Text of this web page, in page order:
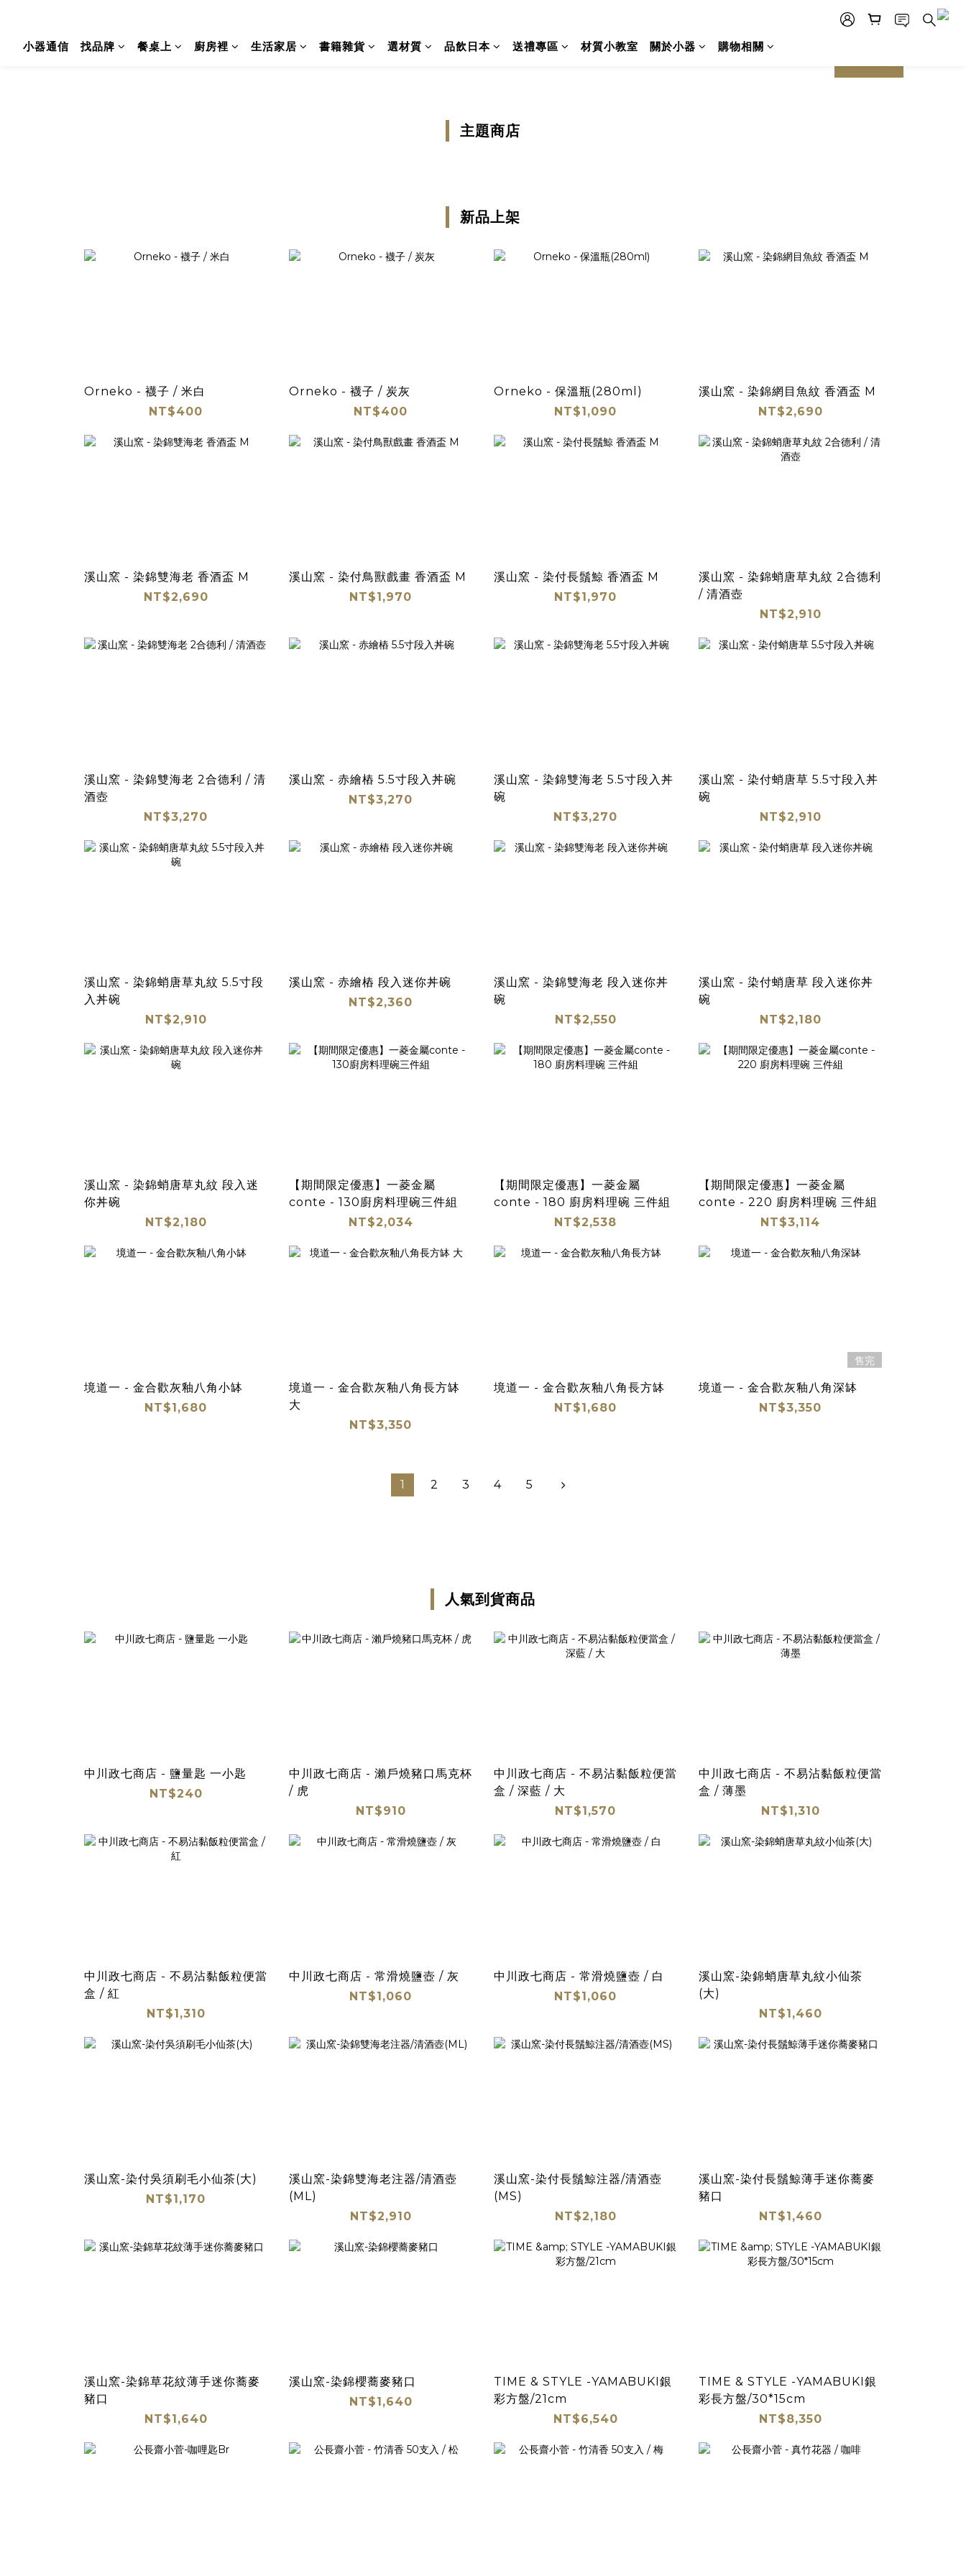
小器通信 找品牌 餐桌上 廚房裡 生活家居 書籍雜貨 選材質 品飲日本 送禮專區 材質小教室 關於小器 購物相關
prev next
主題商店
新品上架
Orneko - 襪子 / 米白
NT$400
Orneko - 襪子 / 炭灰
NT$400
Orneko - 保溫瓶(280ml)
NT$1,090
溪山窯 - 染錦網目魚紋 香酒盃 M
NT$2,690
溪山窯 - 染錦雙海老 香酒盃 M
NT$2,690
溪山窯 - 染付鳥獸戲畫 香酒盃 M
NT$1,970
溪山窯 - 染付長鬚鯨 香酒盃 M
NT$1,970
溪山窯 - 染錦蛸唐草丸紋 2合德利
/ 清酒壺
NT$2,910
溪山窯 - 染錦雙海老 2合德利 / 清
酒壺
NT$3,270
溪山窯 - 赤繪樁 5.5寸段入丼碗
NT$3,270
溪山窯 - 染錦雙海老 5.5寸段入丼
碗
NT$3,270
溪山窯 - 染付蛸唐草 5.5寸段入丼
碗
NT$2,910
溪山窯 - 染錦蛸唐草丸紋 5.5寸段
入丼碗
NT$2,910
溪山窯 - 赤繪樁 段入迷你丼碗
NT$2,360
溪山窯 - 染錦雙海老 段入迷你丼
碗
NT$2,550
溪山窯 - 染付蛸唐草 段入迷你丼
碗
NT$2,180
溪山窯 - 染錦蛸唐草丸紋 段入迷
你丼碗
NT$2,180
【期間限定優惠】一菱金屬
conte - 130廚房料理碗三件組
NT$2,034
【期間限定優惠】一菱金屬
conte - 180 廚房料理碗 三件組
NT$2,538
【期間限定優惠】一菱金屬
conte - 220 廚房料理碗 三件組
NT$3,114
境道一 - 金合歡灰釉八角小缽
NT$1,680
境道一 - 金合歡灰釉八角長方缽
大
NT$3,350
境道一 - 金合歡灰釉八角長方缽
NT$1,680
售完
境道一 - 金合歡灰釉八角深缽
NT$3,350
1 2 3 4 5
人氣到貨商品
中川政七商店 - 鹽量匙 一小匙
NT$240
中川政七商店 - 瀨戶燒豬口馬克杯
/ 虎
NT$910
中川政七商店 - 不易沾黏飯粒便當
盒 / 深藍 / 大
NT$1,570
中川政七商店 - 不易沾黏飯粒便當
盒 / 薄墨
NT$1,310
中川政七商店 - 不易沾黏飯粒便當
盒 / 紅
NT$1,310
中川政七商店 - 常滑燒鹽壺 / 灰
NT$1,060
中川政七商店 - 常滑燒鹽壺 / 白
NT$1,060
溪山窯-染錦蛸唐草丸紋小仙茶
(大)
NT$1,460
溪山窯-染付吳須刷毛小仙茶(大)
NT$1,170
溪山窯-染錦雙海老注器/清酒壺
(ML)
NT$2,910
溪山窯-染付長鬚鯨注器/清酒壺
(MS)
NT$2,180
溪山窯-染付長鬚鯨薄手迷你蕎麥
豬口
NT$1,460
溪山窯-染錦草花紋薄手迷你蕎麥
豬口
NT$1,640
溪山窯-染錦櫻蕎麥豬口
NT$1,640
TIME & STYLE -YAMABUKI銀
彩方盤/21cm
NT$6,540
TIME & STYLE -YAMABUKI銀
彩長方盤/30*15cm
NT$8,350